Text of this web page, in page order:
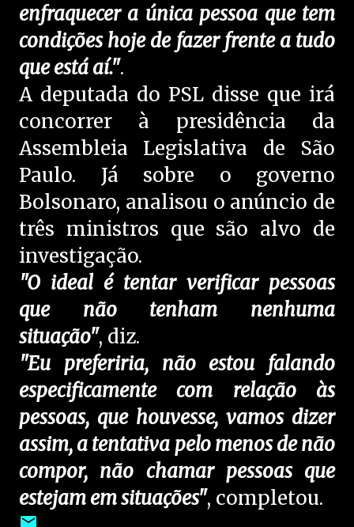
enfraquecer a única pessoa que tem
condições hoje de fazer frente a tudo
que está aí.".
A deputada do PSL disse que irá
concorrer à presidência da
Assembleia Legislativa de São
Paulo. Já sobre o governo
Bolsonaro, analisou o anúncio de
três ministros que são alvo de
investigação.
"O ideal é tentar verificar pessoas
que não tenham nenhuma
situação", diz.
"Eu preferiria, não estou falando
especificamente com relação às
pessoas, que houvesse, vamos dizer
assim, a tentativa pelo menos de não
compor, não chamar pessoas que
estejam em situações", completou.